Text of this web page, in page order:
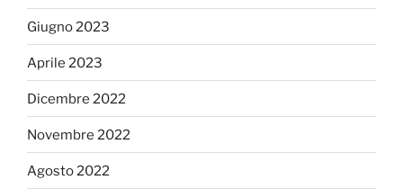
Giugno 2023
Aprile 2023
Dicembre 2022
Novembre 2022
Agosto 2022